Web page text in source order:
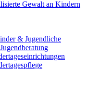
Gewalt an Kindern
& Jugendliche